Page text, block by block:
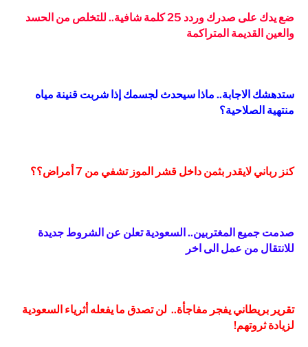
ضع يدك على صدرك وردد 25 كلمة شافية.. للتخلص من الحسد
والعين القديمة المتراكمة
ستدهشك الاجابة.. ماذا سيحدث لجسمك إذا شربت قنينة مياه
منتهية الصلاحية؟
كنز رباني لايقدر بثمن داخل قشر الموز تشفي من 7 أمراض؟؟
صدمت جميع المغتربين.. السعودية تعلن عن الشروط جديدة
للانتقال من عمل الى اخر
تقرير بريطاني يفجر مفاجأة.. لن تصدق ما يفعله أثرياء السعودية
لزيادة ثروتهم!